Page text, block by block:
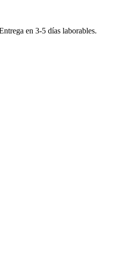
en 3-5 días laborables.